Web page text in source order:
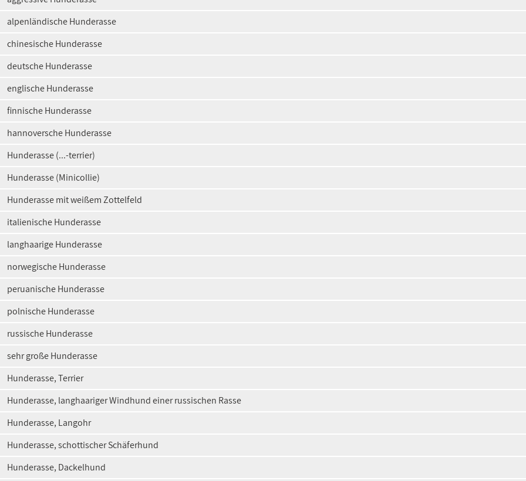
alpenländische Hunderasse
chinesische Hunderasse
deutsche Hunderasse
englische Hunderasse
finnische Hunderasse
hannoversche Hunderasse
Hunderasse (...-terrier)
Hunderasse (Minicollie)
Hunderasse mit weißem Zottelfeld
italienische Hunderasse
langhaarige Hunderasse
norwegische Hunderasse
peruanische Hunderasse
polnische Hunderasse
russische Hunderasse
sehr große Hunderasse
Hunderasse, Terrier
Hunderasse, langhaariger Windhund einer russischen Rasse
Hunderasse, Langohr
Hunderasse, schottischer Schäferhund
Hunderasse, Dackelhund